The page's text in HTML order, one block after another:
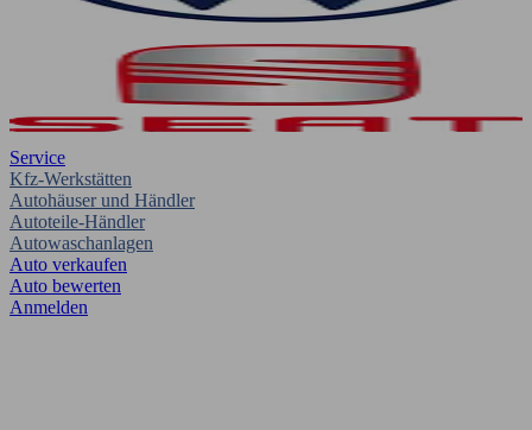
Service
Kfz-Werkstätten
Autohäuser und Händler
Autoteile-Händler
Autowaschanlagen
Auto verkaufen
Auto bewerten
Anmelden